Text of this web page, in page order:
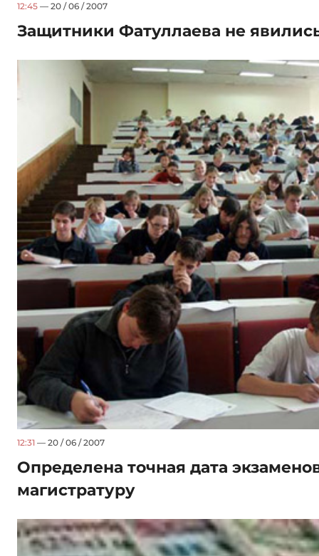
12:45 — 20 / 06 / 2007
Защитники Фатуллаева не
12:31 — 20 / 06 / 2007
Определена точная дата
магистратуру